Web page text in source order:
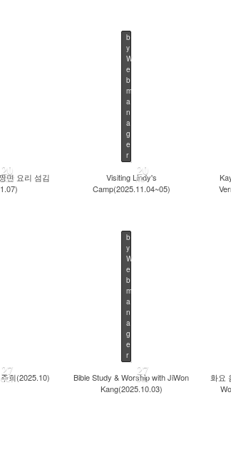
20
NOV면 요리 섬김
20
NOV
b
y
W
e
b
m
a
n
a
g
e
r
Visiting Lindy's
Camp(2025.11.04~05)
27
OCT회(2025.10)
27
OCT
b
y
W
e
b
m
a
n
a
g
e
r
Bible Study & Worship with JiWon
Kang(2025.10.03)
화요